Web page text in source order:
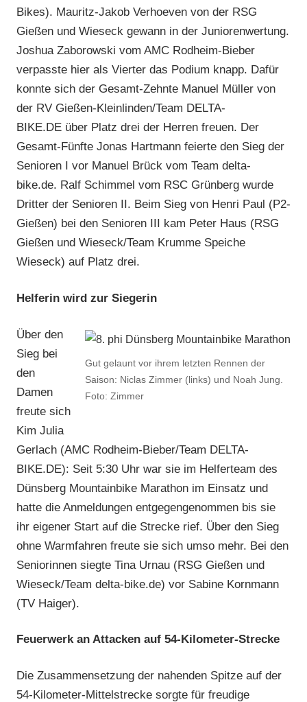
Bikes). Mauritz-Jakob Verhoeven von der RSG
Gießen und Wieseck gewann in der Juniorenwertung.
Joshua Zaborowski vom AMC Rodheim-Bieber
verpasste hier als Vierter das Podium knapp. Dafür
konnte sich der Gesamt-Zehnte Manuel Müller von
der RV Gießen-Kleinlinden/Team DELTA-
BIKE.DE über Platz drei der Herren freuen. Der
Gesamt-Fünfte Jonas Hartmann feierte den Sieg der
Senioren I vor Manuel Brück vom Team delta-
bike.de. Ralf Schimmel vom RSC Grünberg wurde
Dritter der Senioren II. Beim Sieg von Henri Paul (P2-
Gießen) bei den Senioren III kam Peter Haus (RSG
Gießen und Wieseck/Team Krumme Speiche
Wieseck) auf Platz drei.
Helferin wird zur Siegerin
Gut gelaunt vor ihrem letzten Rennen der
Saison: Niclas Zimmer (links) und Noah Jung.
Foto: Zimmer
Über den
Sieg bei
den
Damen
freute sich
Kim Julia
Gerlach (AMC Rodheim-Bieber/Team DELTA-
BIKE.DE): Seit 5:30 Uhr war sie im Helferteam des
Dünsberg Mountainbike Marathon im Einsatz und
hatte die Anmeldungen entgegengenommen bis sie
ihr eigener Start auf die Strecke rief. Über den Sieg
ohne Warmfahren freute sie sich umso mehr. Bei den
Seniorinnen siegte Tina Urnau (RSG Gießen und
Wieseck/Team delta-bike.de) vor Sabine Kornmann
(TV Haiger).
Feuerwerk an Attacken auf 54-Kilometer-Strecke
Die Zusammensetzung der nahenden Spitze auf der
54-Kilometer-Mittelstrecke sorgte für freudige